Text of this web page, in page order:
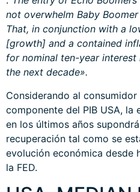
not overwhelm Baby
That, in conjunction with a
[growth] and a contained
for nominal ten-year
the next decade».
Considerando al
componente del PIB USA, la
en los últimos años
recuperación tal como se
evolución económica desde
la FED.